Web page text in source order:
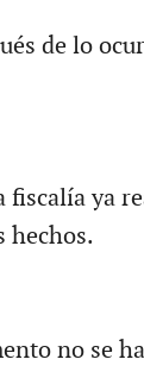
de lo
fiscalía ya
hechos.
no se